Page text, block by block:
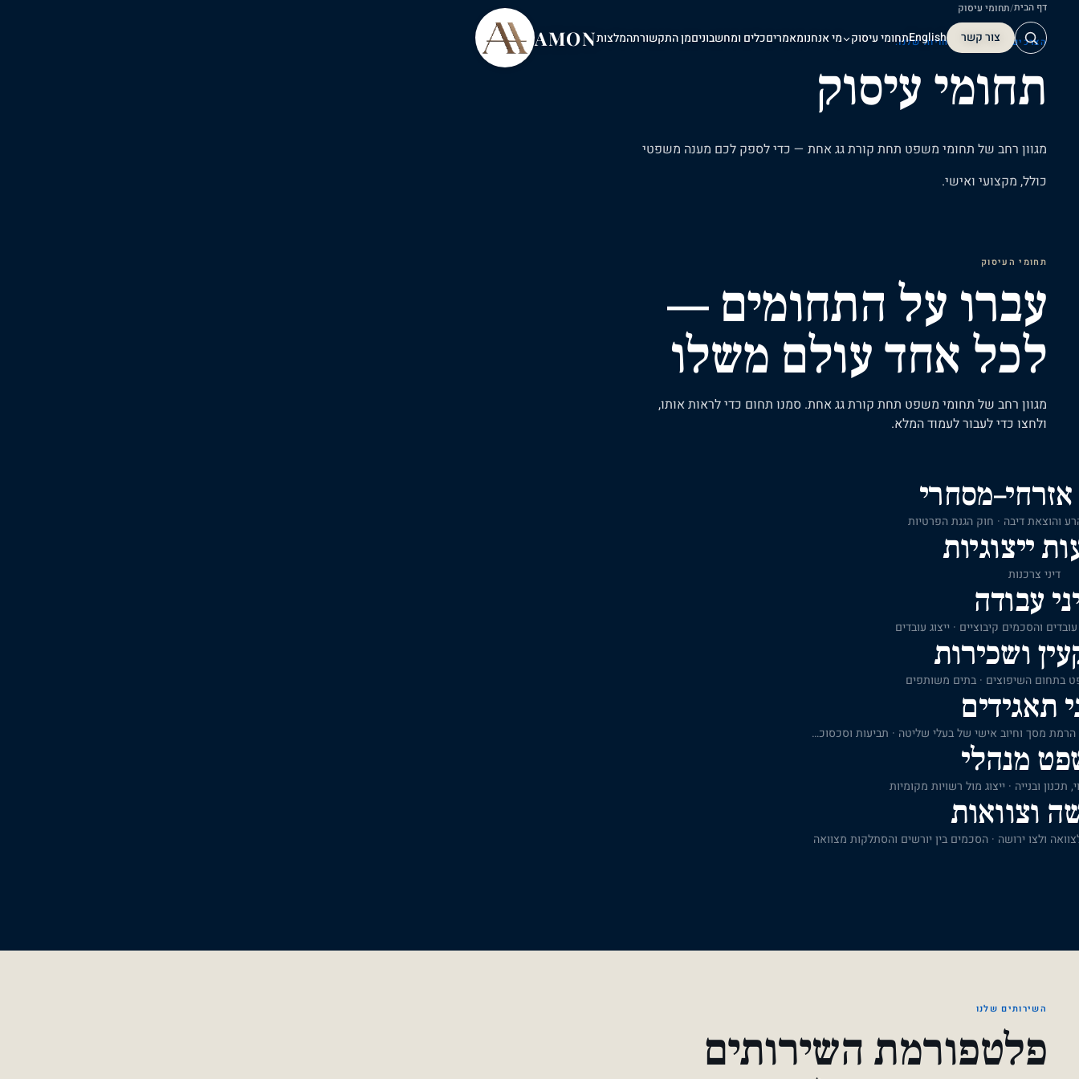
AMON תחומי עיסוק מי אנחנומאמריםכלים ומחשבוניםמן התקשורתהמלצות English
צור קשר
דף הבית/תחומי עיסוק
הצרכים שלכם. ההתמחויות שלנו.
תחומי עיסוק
מגוון רחב של תחומי משפט תחת קורתגגאחת — כדילספק לכם מענה משפטי
כולל, מקצועי ואישי.
תחומי העיסוק
עברו על התחומים —
לכל אחד עולם משלו
מגוון רחב של תחומי משפט תחת קורת גג אחת. סמנו תחום כדי לראות אותו,
ולחצו כדי לעבור לעמוד המלא.
והוצאת דיבה · חוק הגנת הפרטיות
ייצוגיות
דיני צרכנות
עבודה
והסכמים קיבוציים · ייצוג עובדים
ושכירות
בתחום השיפוצים · בתים משותפים
תאגידים
ייצוג חברות ובעלי מניות בדיני תאגידים · הרמת מסך וחיוב אישי של בעלי שליטה · תביעות וסכסוכים בין בעלי מניות ושותפים
מנהלי
תכנון ובנייה · ייצוג מול רשויות מקומיות
וצוואות
ולצו ירושה · הסכמים בין יורשים והסתלקות מצוואה
השירותים שלנו
פלטפורמת השירותים